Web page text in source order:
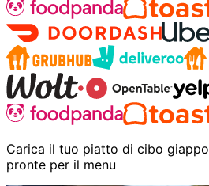
Carica il tuo piatto di cibo
pronte per il menu